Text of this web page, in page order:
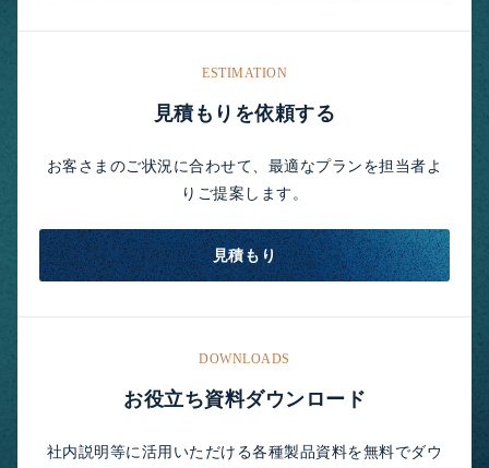
ESTIMATION
見積もりを依頼する
お客さまのご状況に合わせて、最適なプランを担当者よ
りご提案します。
見積もり
DOWNLOADS
お役立ち資料ダウンロード
社内説明等に活用いただける各種製品資料を無料でダウ